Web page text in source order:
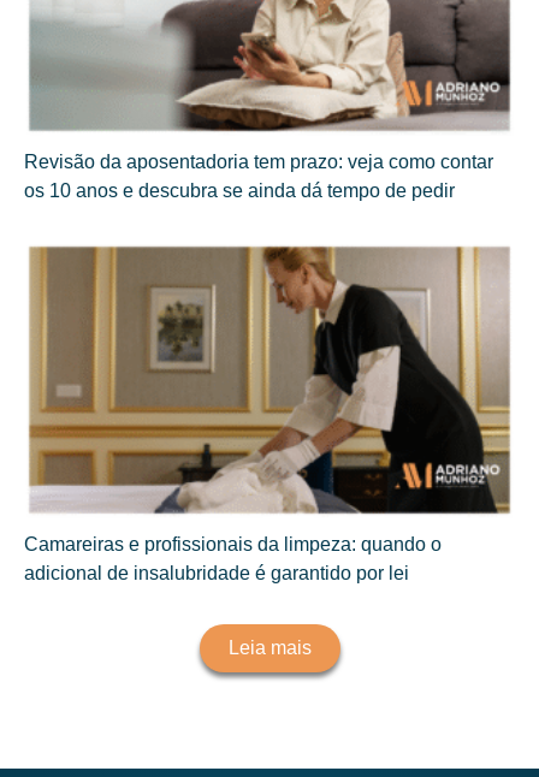
Revisão da aposentadoria tem prazo: veja como contar
os 10 anos e descubra se ainda dá tempo de pedir
Camareiras e profissionais da limpeza: quando o
adicional de insalubridade é garantido por lei
Leia mais